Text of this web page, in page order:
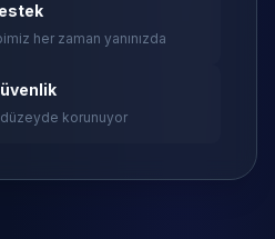
her zaman yanınızda
korunuyor